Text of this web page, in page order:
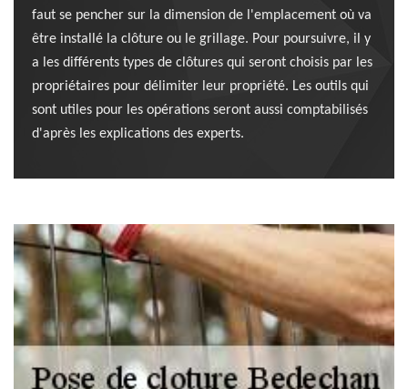
faut se pencher sur la dimension de l'emplacement où va
être installé la clôture ou le grillage. Pour poursuivre, il y
a les différents types de clôtures qui seront choisis par les
propriétaires pour délimiter leur propriété. Les outils qui
sont utiles pour les opérations seront aussi comptabilisés
d'après les explications des experts.